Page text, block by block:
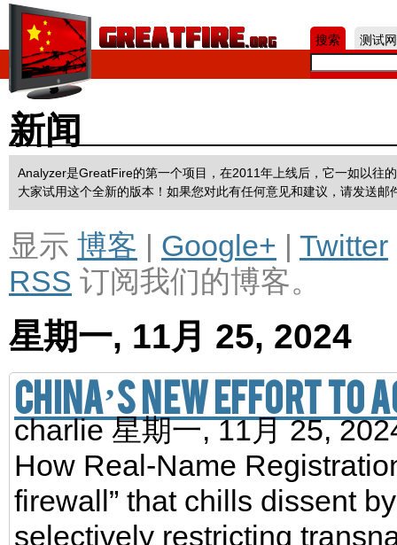
搜索 测试
新闻
Analyzer是GreatFire的第一个项目，在2011年上线后，它一如以往
大家试用这个全新的版本！如果您对此有任何意见和建议，请发送邮
显示 博客 Google+ Twitter
RSS 订阅我们的博客。
星期一, 11月 25, 2024
China’s New Effort to
charlie星期一, 11月 25,
How Real-Name
firewall” that chills dissent
selectively restricting